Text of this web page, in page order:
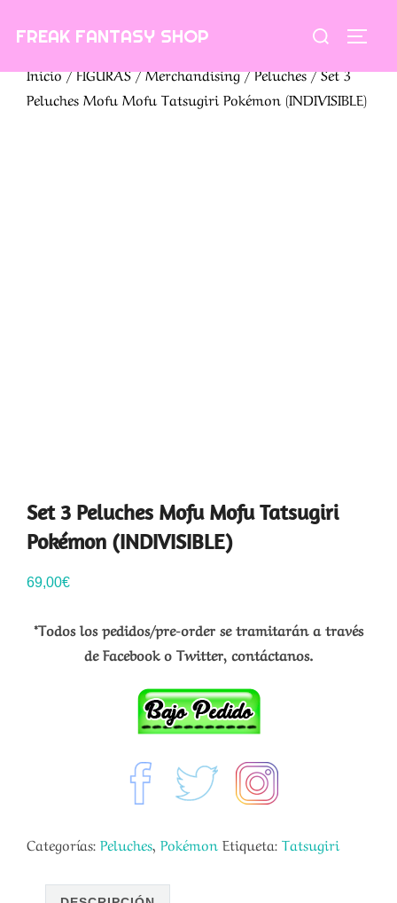
FREAK FANTASY SHOP Buscar:
Inicio/FIGURAS/Merchandising/Peluches/ Set 3
Peluches Mofu Mofu Tatsugiri Pokémon (INDIVISIBLE)
Set 3 Peluches Mofu Mofu Tatsugiri
Pokémon (INDIVISIBLE)
69,00€
*Todos los pedidos/pre-order se tramitarán a través
de Facebook o Twitter, contáctanos.
Categorías: Peluches, Pokémon Etiqueta: Tatsugiri